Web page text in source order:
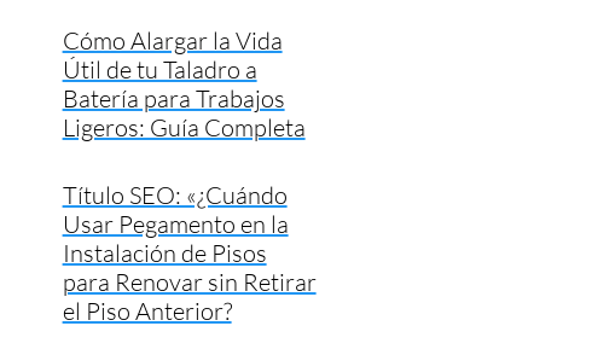
Cómo Alargar la Vida
Útil de tu Taladro a
Batería para Trabajos
Ligeros: Guía Completa
Título SEO: «¿Cuándo
Usar Pegamento en la
Instalación de Pisos
para Renovar sin Retirar
el Piso Anterior?